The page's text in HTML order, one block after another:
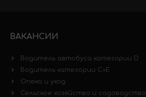
ВАКАНСИИ
Водитель автобуса категории D
Водитель категории C+E
Опека и уход
Сельское хозяйство и садоводство